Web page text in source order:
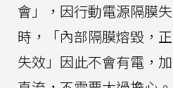
會」，因行動電源隔膜
時，「內部隔膜熔毀，
失效」因此不會有電，